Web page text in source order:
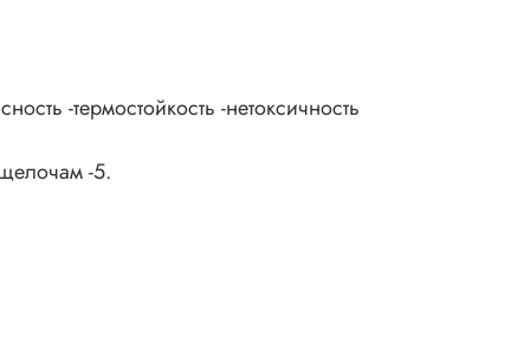
-термостойкость -нетоксичность
щелочам -5.